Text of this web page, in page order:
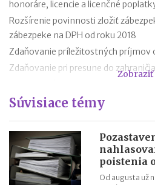
honoráre, licencie a licenčné
Rozšírenie povinnosti zložiť
zábezpeke na DPH od roku 2018
Zdaňovanie príležitostných príjmov
Zdaňovanie pri presune do
Daňový bonus na hypotéky pre
príjmov
Superodpočet nákladov na výskum
na 100 %
Daňové tajomstvo od roku 2018 a
Zobraziť
Súvisiace témy
poistenia
Od augusta už